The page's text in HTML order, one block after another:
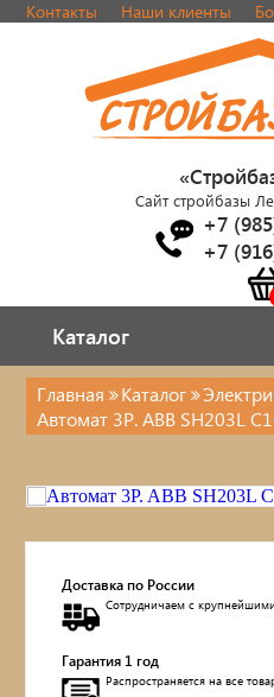
Контакты Наши клиенты
Сайт стройбазы
+7
+7
Каталог
Каталог
Электрика
Главная Каталог
Автомат 3P. ABB SH203L
Доставка по России
Сотрудничаем с
Гарантия 1 год
Распространяется на все